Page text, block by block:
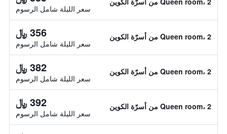
سعر الليلة شامل الرسوم
Queen room، 2 من أسرّة الكوين 356 ﷼
سعر الليلة شامل الرسوم
Queen room، 2 من أسرّة الكوين 382 ﷼
سعر الليلة شامل الرسوم
Queen room، 2 من أسرّة الكوين 392 ﷼
سعر الليلة شامل الرسوم